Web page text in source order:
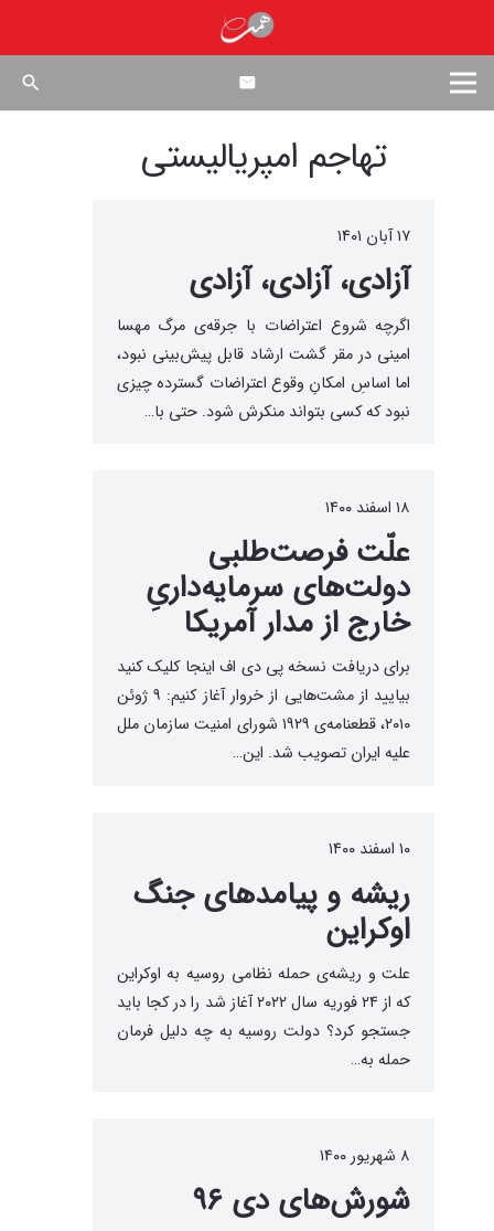
search
تهاجم امپریالیستی
۱۷ آبان ۱۴۰۱
آزادی، آزادی، آزادی
اگرچه شروع اعتراضات با جرقه‌ی مرگ مهسا
امینی در مقر گشت ارشاد قابل پیش‌بینی نبود،
اما اساسِ امکانِ وقوع اعتراضات گسترده چیزی
نبود که کسی بتواند منکرش شود. حتی با…
۱۸ اسفند ۱۴۰۰
علّت فرصت‌طلبی
دولت‌های سرمایه‌داریِ
خارج از مدار آمریکا
برای دریافت نسخه پی دی اف اینجا کلیک کنید
بیایید از مشت‌هایی از خروار آغاز کنیم: ۹ ژوئن
۲۰۱۰، قطعنامه‌ی ۱۹۲۹ شورای امنیت سازمان ملل
علیه ایران تصویب شد. این…
۱۰ اسفند ۱۴۰۰
ریشه‌ و پیامدهای جنگ
اوکراین
علت و ریشه‌ی حمله نظامی روسیه به اوکراین
که از ۲۴ فوریه سال ۲۰۲۲ آغاز شد را در کجا باید
جستجو کرد؟ دولت روسیه به چه دلیل فرمان
حمله به…
۸ شهریور ۱۴۰۰
شورش‌های دی ۹۶